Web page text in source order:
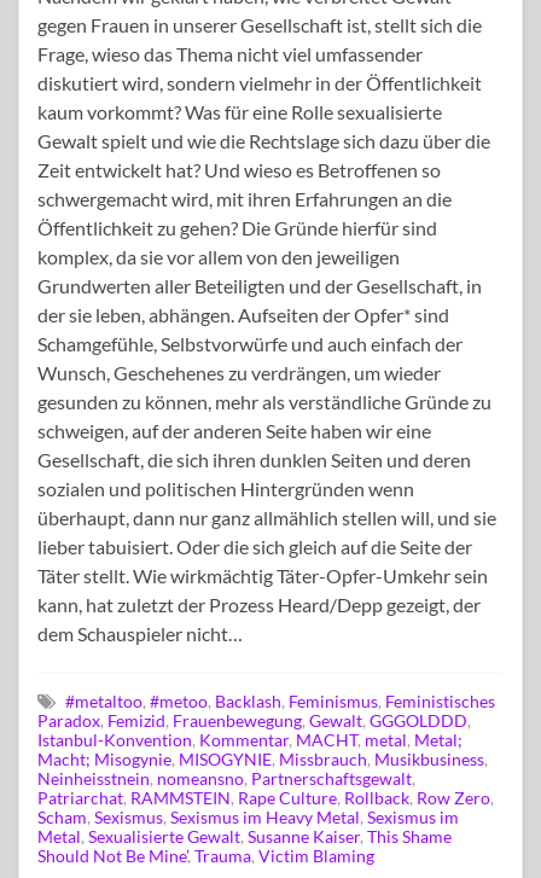
gegen Frauen in unserer Gesellschaft ist, stellt sich die
Frage, wieso das Thema nicht viel umfassender
diskutiert wird, sondern vielmehr in der Öffentlichkeit
kaum vorkommt? Was für eine Rolle sexualisierte
Gewalt spielt und wie die Rechtslage sich dazu über die
Zeit entwickelt hat? Und wieso es Betroffenen so
schwergemacht wird, mit ihren Erfahrungen an die
Öffentlichkeit zu gehen? Die Gründe hierfür sind
komplex, da sie vor allem von den jeweiligen
Grundwerten aller Beteiligten und der Gesellschaft, in
der sie leben, abhängen. Aufseiten der Opfer* sind
Schamgefühle, Selbstvorwürfe und auch einfach der
Wunsch, Geschehenes zu verdrängen, um wieder
gesunden zu können, mehr als verständliche Gründe zu
schweigen, auf der anderen Seite haben wir eine
Gesellschaft, die sich ihren dunklen Seiten und deren
sozialen und politischen Hintergründen wenn
überhaupt, dann nur ganz allmählich stellen will, und sie
lieber tabuisiert. Oder die sich gleich auf die Seite der
Täter stellt. Wie wirkmächtig Täter-Opfer-Umkehr sein
kann, hat zuletzt der Prozess Heard/Depp gezeigt, der
dem Schauspieler nicht…
#metaltoo, #metoo, Backlash, Feminismus, Feministisches
Paradox, Femizid, Frauenbewegung, Gewalt, GGGOLDDD,
Istanbul-Konvention, Kommentar, MACHT, metal, Metal;
Macht; Misogynie, MISOGYNIE, Missbrauch, Musikbusiness,
Neinheisstnein, nomeansno, Partnerschaftsgewalt,
Patriarchat, RAMMSTEIN, Rape Culture, Rollback, Row Zero,
Scham, Sexismus, Sexismus im Heavy Metal, Sexismus im
Metal, Sexualisierte Gewalt, Susanne Kaiser, This Shame
Should Not Be Mine’, Trauma, Victim Blaming